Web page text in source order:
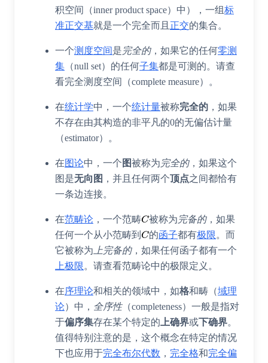
积空间
（inner product space）中），一组标
准正交基就是一个完全而且 正交的集合。
一个测度空间是完全的，如果它的任何零测
集 （null set）的任何子集都是可测的。请查
看完全测度空间 （complete measure）。
在统计学中，一个统计量被称完全的 ，如果
不存在由其构造的非平凡的0的无偏估计量
（estimator）。
在图论中，一个 图被称为完全的，如果这个
图是无向图 ，并且任何两个顶点之间都恰有
一条边连接。
在范畴论 ，一个范畴 被称为完备的，如果
任何一个从小范畴到
的函子都有极限。而
它被称为 上完备的，如果任何函子都有一个
上极限。请查看范畴论中的极限定义。
在序理论和相关的领域中，如格和畴 （域理
论）中， 全序性（completeness）一般是指对
于偏序集存在某个特定的 上确界或下确界。
值得特别注意的是，这个概念在特定的情况
下也应用于完全布尔代数 ， 完全格和完全偏